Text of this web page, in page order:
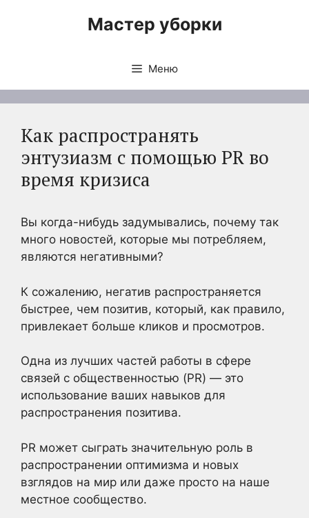
Мастер уборки
Меню
Как распространять
энтузиазм с помощью PR во
время кризиса
Вы когда-нибудь задумывались, почему так
много новостей, которые мы потребляем,
являются негативными?
К сожалению, негатив распространяется
быстрее, чем позитив, который, как правило,
привлекает больше кликов и просмотров.
Одна из лучших частей работы в сфере
связей с общественностью (PR) — это
использование ваших навыков для
распространения позитива.
PR может сыграть значительную роль в
распространении оптимизма и новых
взглядов на мир или даже просто на наше
местное сообщество.